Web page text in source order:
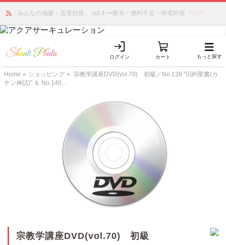
「みんなの備蓄・災害対策」 vol.4 〜断水・燃料不足・停電対策 NEW!
かつて愛されていた人気商品が復活！夏場に活躍するジェルクリーム「アク
アサーキュレーション」💖🏖️ 8月末までの購入でポイント還元も✨
ログイン カート もっと探す
Home » ショッピング »
宗教学講座DVD(vol.70) 初級／No.139 “旧約聖書(カ
ナン神話)” ＆ No.140...
宗教学講座DVD(vol.70) 初級